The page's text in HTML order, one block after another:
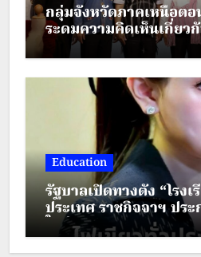
กลุ่มจังหวัดภาคเหนือต
ระดมความคิดเห็นเกี่ยว
ทางตามรอยวัฒนธรรมเ
ชาติพันธุ์ ภายใต้โครงกา
เที่ยวชาติพันธุ์สีสันแห่งล้
Education
รัฐบาลเปิดทางตั้ง “โรง
ประเทศ ราชกิจจาฯ ปร
ใหม่ ยกระดับคุณภาพชีวิ